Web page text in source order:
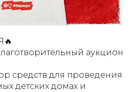
аукцион
средств для проведения
детских домах и